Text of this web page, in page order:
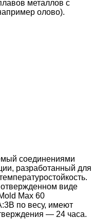
металлов с
олово).
соединениями
разработанный для
отвержденном виде
Max 60
по весу, имеют
— 24 часа.